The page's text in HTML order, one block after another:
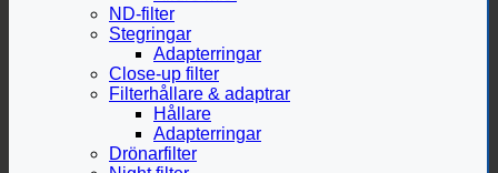
ND-filter
Stegringar
Adapterringar
Close-up filter
Filterhållare & adaptrar
Hållare
Adapterringar
Drönarfilter